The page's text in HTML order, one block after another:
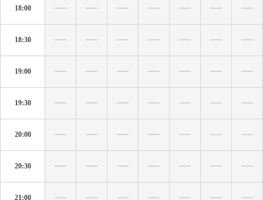
18:00
18:30
19:00
19:30
20:00
20:30
21:00